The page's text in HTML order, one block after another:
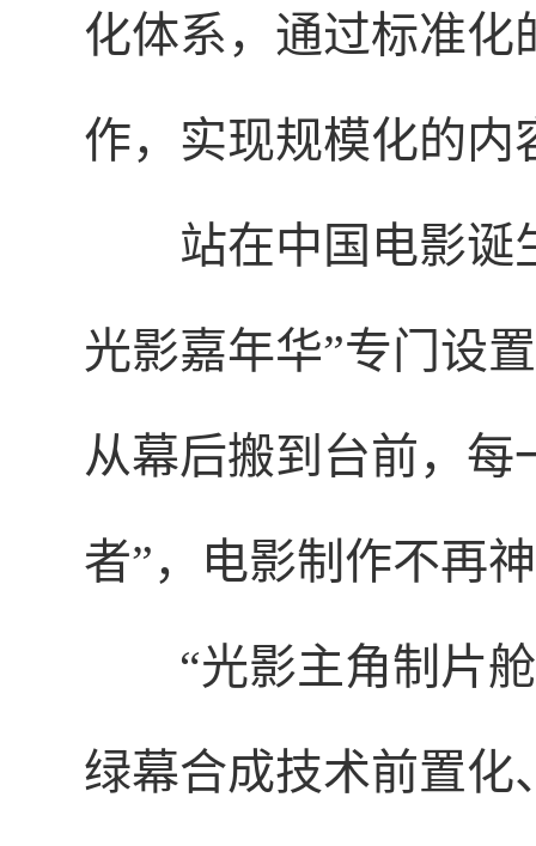
化体系，通过标准化
作，实现规模化的内
站在中国电影诞
光影嘉年华”专门设
从幕后搬到台前，每
者”，电影制作不再
“光影主角制片
绿幕合成技术前置化